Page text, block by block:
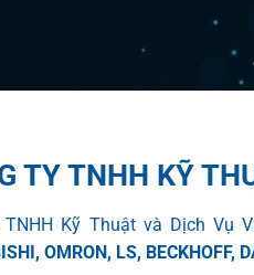
TY TNHH KỸ
TNHH Kỹ Thuật và Dịch Vụ
OMRON, LS, BECKHOFF,